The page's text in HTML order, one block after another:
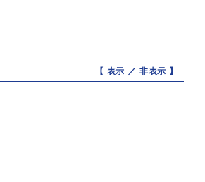
【 表示 ／ 非表示 】